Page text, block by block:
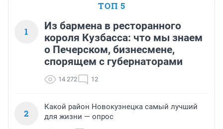
ТОП 5
1
Из бармена в ресторанного
короля Кузбасса: что мы знаем
о Печерском, бизнесмене,
спорящем с губернаторами
14 272 12
2
Какой район Новокузнецка самый лучший
для жизни — опрос